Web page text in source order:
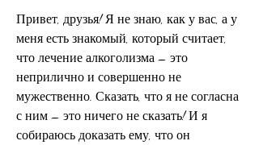
Привет, друзья! Я не знаю, как у вас, а у
меня есть знакомый, который считает,
что лечение алкоголизма – это
неприлично и совершенно не
мужественно. Сказать, что я не согласна
с ним – это ничего не сказать! И я
собираюсь доказать ему, что он